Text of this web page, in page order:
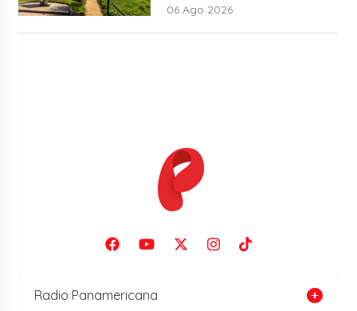
06 Ago 2026
Radio Panamericana